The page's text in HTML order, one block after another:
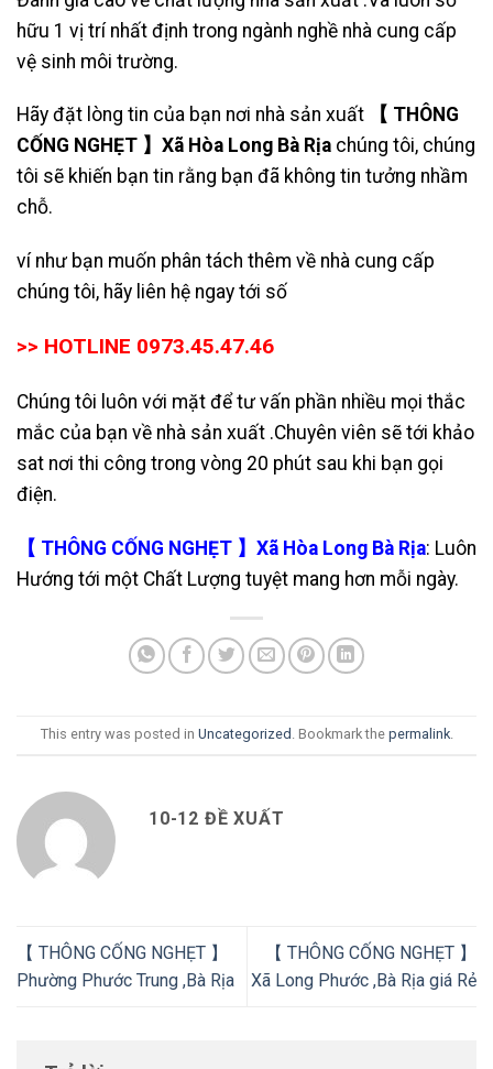
hữu 1 vị trí nhất định trong ngành nghề nhà cung cấp
vệ sinh môi trường.
Hãy đặt lòng tin của bạn nơi nhà sản xuất
【 THÔNG
CỐNG NGHẸT 】Xã Hòa Long Bà Rịa chúng tôi, chúng
tôi sẽ khiến bạn tin rằng bạn đã không tin tưởng nhầm
chỗ.
ví như bạn muốn phân tách thêm về nhà cung cấp
chúng tôi, hãy liên hệ ngay tới số
>> HOTLINE 0973.45.47.46
Chúng tôi luôn với mặt để tư vấn phần nhiều mọi thắc
mắc của bạn về nhà sản xuất .Chuyên viên sẽ tới khảo
sat nơi thi công trong vòng 20 phút sau khi bạn gọi
điện.
【 THÔNG CỐNG NGHẸT 】Xã Hòa Long Bà Rịa: Luôn
Hướng tới một Chất Lượng tuyệt mang hơn mỗi ngày.
This entry was posted in Uncategorized . Bookmark the permalink.
10-12 ĐỀ XUẤT
【 THÔNG CỐNG NGHẸT 】
Phường Phước Trung ,Bà Rịa
【 THÔNG CỐNG NGHẸT 】
Xã Long Phước ,Bà Rịa giá Rẻ